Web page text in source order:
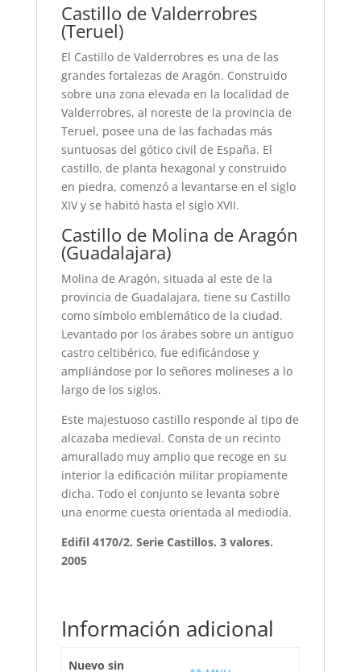
Castillo de Valderrobres
(Teruel)
El Castillo de Valderrobres es una de las
grandes fortalezas de Aragón. Construido
sobre una zona elevada en la localidad de
Valderrobres, al noreste de la provincia de
Teruel, posee una de las fachadas más
suntuosas del gótico civil de España. El
castillo, de planta hexagonal y construido
en piedra, comenzó a levantarse en el siglo
XIV y se habitó hasta el siglo XVII.
Castillo de Molina de Aragón
(Guadalajara)
Molina de Aragón, situada al este de la
provincia de Guadalajara, tiene su Castillo
como símbolo emblemático de la ciudad.
Levantado por los árabes sobre un antiguo
castro celtibérico, fue edificándose y
ampliándose por lo señores molineses a lo
largo de los siglos.
Este majestuoso castillo responde al tipo de
alcazaba medieval. Consta de un recinto
amurallado muy amplio que recoge en su
interior la edificación militar propiamente
dicha. Todo el conjunto se levanta sobre
una enorme cuesta orientada al mediodía.
Edifil 4170/2. Serie Castillos. 3 valores.
2005
Información adicional
Nuevo sin